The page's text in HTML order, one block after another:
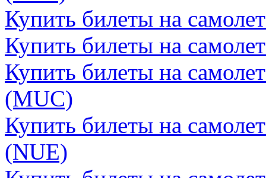
Купить билеты на
Купить билеты на
Купить билеты на
(MUC)
Купить билеты на
(NUE)